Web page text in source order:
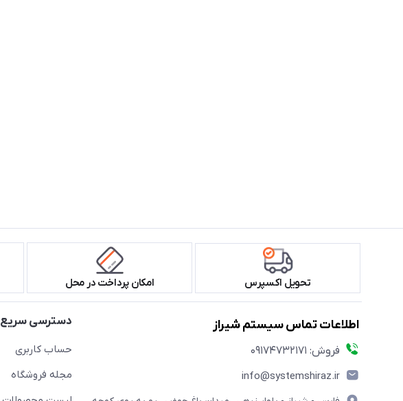
تحویل اکسپرس امکان پرداخت در محل
اطلاعات تماس سیستم شیراز
فروش: 09174732171
info@systemshiraz.ir
دسترسی سریع
حساب کاربری
مجله فروشگاه